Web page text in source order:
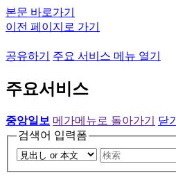
본문 바로가기
이전 페이지로 가기
공유하기 주요 서비스 메뉴 열기
주요서비스
중앙일보 메가메뉴로 돌아가기
닫기
검색어 입력폼